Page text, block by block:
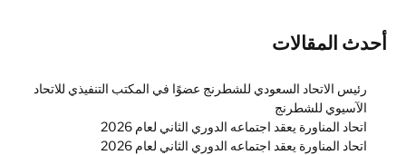
أحدث المقالات
رئيس الاتحاد السعودي للشطرنج عضوًا في المكتب التنفيذي للاتحاد
الآسيوي للشطرنج
اتحاد المناورة يعقد اجتماعه الدوري الثاني لعام 2026
اتحاد المناورة يعقد اجتماعه الدوري الثاني لعام 2026